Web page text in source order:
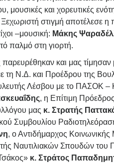
μουσικές και χορευτικές
στιγμή αποτέλεσε η
–μουσική: Μάκης
παλμό στη γιορτή.
και μας
τη Ν.Δ. και Προέδρου της
Λέσβου με το ΠΑΣΟΚ –
, η Επίτιμη
μας κ. Στρατής
Συμβουλίου
, ο Αντιδήμαρχος
Ναυτιλιακών Σπουδών του
κ. Στράτος